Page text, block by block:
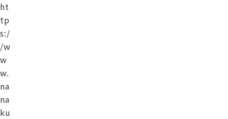
ht
tp
s:/
/w
w
w.
na
na
ku